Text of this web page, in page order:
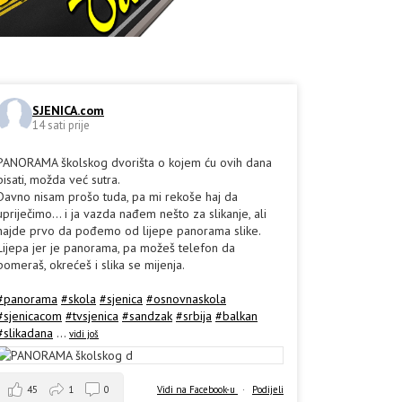
SJENICA.com
14 sati prije
školskog dvorišta o kojem ću ovih dana
možda već sutra.
nisam prošo tuda, pa mi rekoše haj da
i ja vazda nađem nešto za slikanje, ali
prvo da pođemo od lijepe panorama slike.
jer je panorama, pa možeš telefon da
okrećeš i slika se mijenja.
#skola #sjenica #osnovnaskola
#tvsjenica #sandzak #srbija #balkan
... vidi još
Vidi na Facebook-u · Podijeli
45 1 0